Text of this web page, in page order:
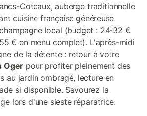
Coteaux, auberge traditionnelle
cuisine française généreuse
local (budget : 24-32 €
€ en menu complet). L'après-midi
de la détente : retour à votre
Oger pour profiter pleinement des
au jardin ombragé, lecture en
si disponible. Savourez la
lors d'une sieste réparatrice.